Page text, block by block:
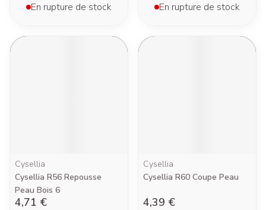
En rupture de stock En rupture de stock
Cysellia
Cysellia R56 Repousse
Peau Bois 6
4,71 €
Cysellia
Cysellia R60 Coupe Peau
4,39 €